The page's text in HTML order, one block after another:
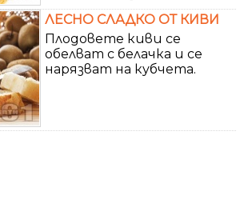
ЛЕСНО СЛАДКО ОТ КИВИ
Плодовете киви се
обелват с белачка и се
нарязват на кубчета.